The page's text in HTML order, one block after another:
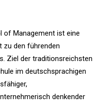
of Management ist eine
zu den führenden
Ziel der traditionsreichsten
im deutschsprachigen
denkender